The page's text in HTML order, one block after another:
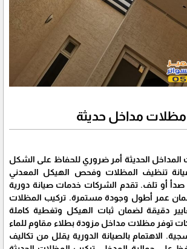
مظلات مداخل حديثة
الحديثة أمر ضروري للحفاظ على الشكل
تنظيف المظلات وفحص الهيكل المعدني
أو تلف. تقدم الشركات خدمات صيانة دورية
عمر أطول وجودة مستمرة. تركيب المظلات
دقيقة لضمان ثبات الهيكل وتغطية كاملة
توفر مظلات مداخل مزودة بطلاء مقاوم للماء
الاهتمام بالصيانة الدورية يقلل من تكاليف